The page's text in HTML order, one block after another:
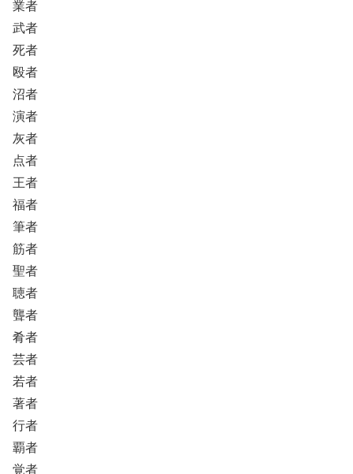
業者
武者
死者
殴者
沼者
演者
灰者
点者
王者
福者
筆者
筋者
聖者
聴者
聾者
肴者
芸者
若者
著者
行者
覇者
覚者